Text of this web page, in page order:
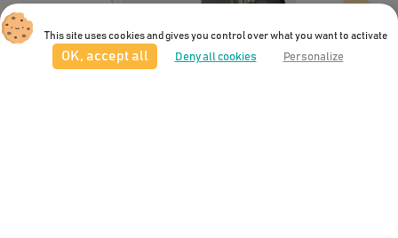
This site uses cookies and gives you control over what you want to activate
OK, accept all Deny all cookies Personalize